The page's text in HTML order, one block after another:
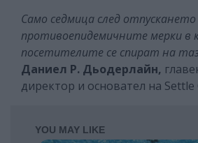
Само седмица след
противоепидемичните мерки в
посетителите се спират на
Даниел Р. Дьодерлайн,
директор и основател на Settle